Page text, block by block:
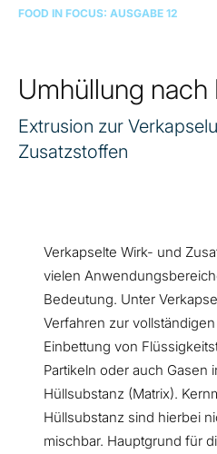
FOOD IN FOCUS: AUSGABE 12
Umhüllung nach
Extrusion zur
Zusatzstoffen
Verkapselte Wirk- und
vielen
Bedeutung. Unter
Verfahren zur
Einbettung von
Partikeln oder auch Gasen
Hüllsubstanz (Matrix).
Hüllsubstanz sind hierbei
mischbar. Hauptgrund für